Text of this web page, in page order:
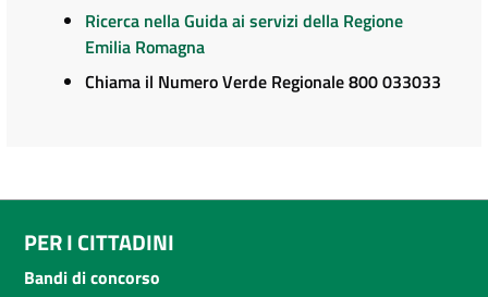
Ricerca nella Guida ai servizi della Regione
Emilia Romagna
Chiama il Numero Verde Regionale 800 033033
PER I CITTADINI
Bandi di concorso